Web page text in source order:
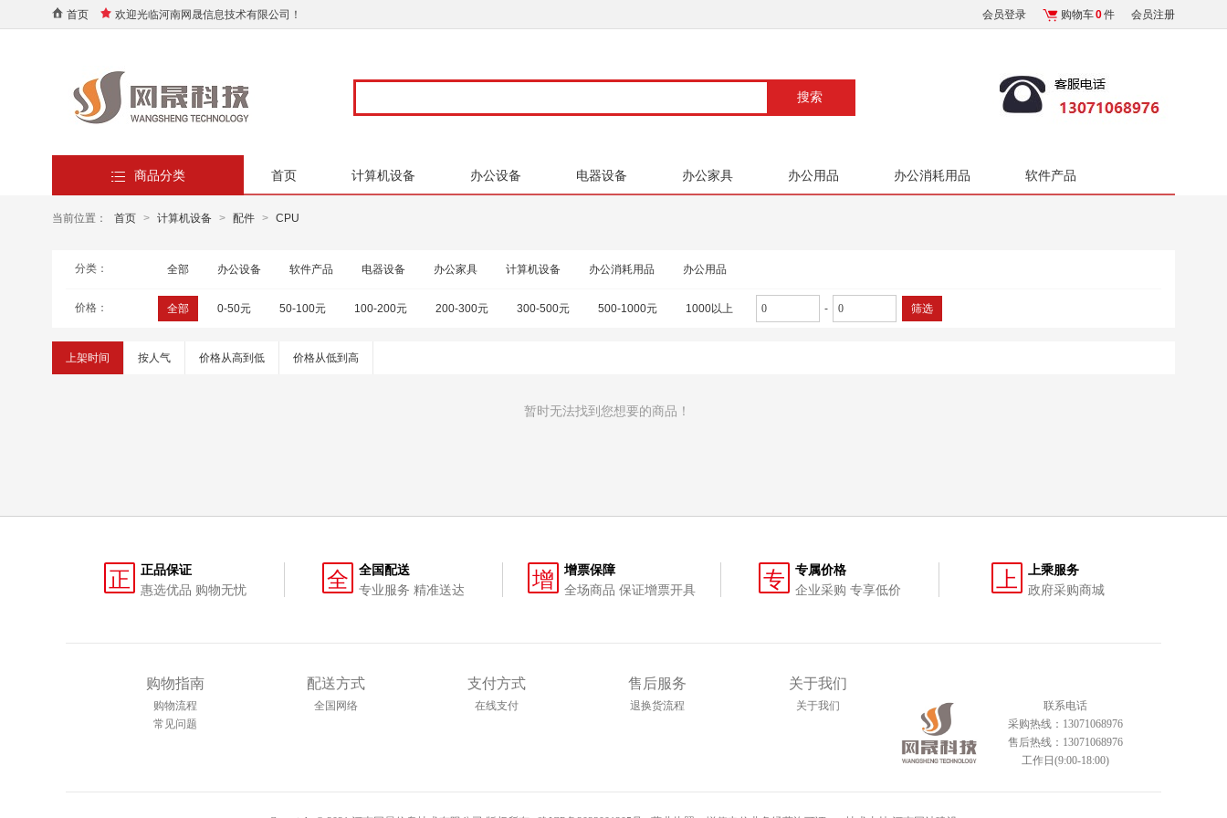
首页 欢迎光临河南网晟信息技术有限公司！ 会员登录 购物车0件 会员注册
商品分类 首页 计算机设备 办公设备 电器设备 办公家具 办公用品 办公消耗用品 软件产品
当前位置： 首页 > 计算机设备 > 配件 > CPU
分类： 全部 办公设备 软件产品 电器设备 办公家具 计算机设备 办公消耗用品 办公用品
价格： 全部 0-50元 50-100元 100-200元 200-300元 300-500元 500-1000元 1000以上 - 筛选
上架时间 按人气 价格从高到低 价格从低到高
暂时无法找到您想要的商品！
正
正品保证
惠选优品 购物无忧
全
全国配送
专业服务 精准送达
增
增票保障
全场商品 保证增票开具
专
专属价格
企业采购 专享低价
上
上乘服务
政府采购商城
购物指南
购物流程
常见问题
配送方式
全国网络
支付方式
在线支付
售后服务
退换货流程
关于我们
关于我们
联系电话
采购热线：13071068976
售后热线：13071068976
工作日(9:00-18:00)